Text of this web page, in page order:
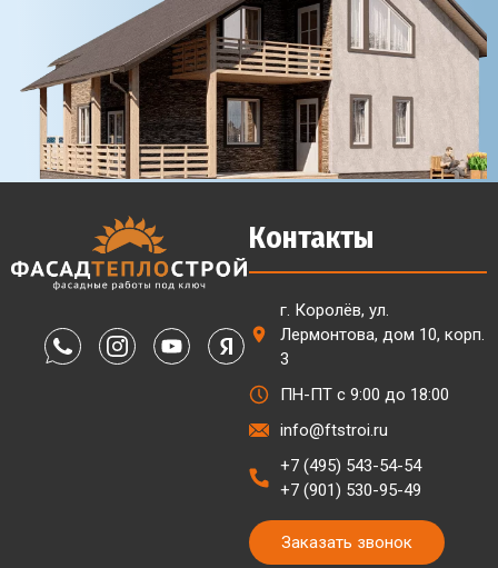
Контакты
г. Королёв, ул.
Лермонтова, дом 10, корп.
3
ПН-ПТ с 9:00 до 18:00
info@ftstroi.ru
+7 (495) 543-54-54
+7 (901) 530-95-49
Заказать звонок